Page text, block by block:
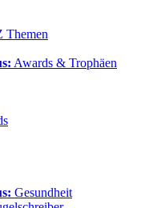
Themen
Awards & Trophäen
Gesundheit